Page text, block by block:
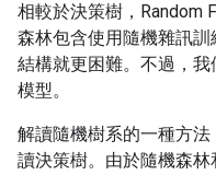
相較於決策樹，Random
森林包含使用隨機雜訊
結構就更困難。不過，
模型。
解讀隨機樹系的一種方法
讀決策樹。由於隨機森林